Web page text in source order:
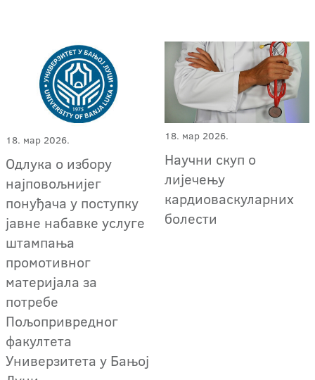
18. мар 2026.
Одлука о избору
најповољнијег
понуђача у поступку
јавне набавке услуге
штампања
промотивног
материјала за
потребе
Пољопривредног
факултета
Универзитета у Бањој
18. мар 2026.
Научни скуп о
лијечењу
кардиоваскуларних
болести